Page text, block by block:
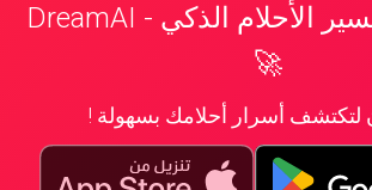
📱 تطبيق تفسير الأحلام الذكي - DreamAI
🚀
لتكتشف أسرار أحلامك بسهولة !